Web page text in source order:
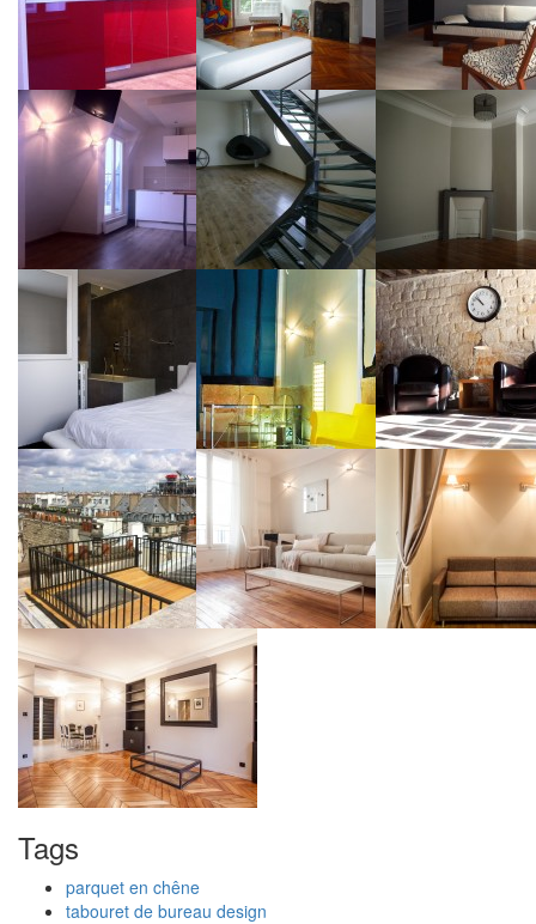
Tags
parquet en chêne
tabouret de bureau design